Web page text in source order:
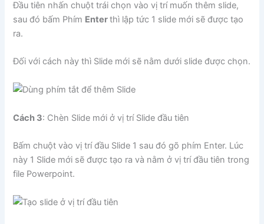
Đầu tiên nhấn chuột trái chọn vào vị trí muốn thêm slide,
sau đó bấm Phím Enterthì lập tức 1 slide mới sẽ được tạo
ra.
Đối với cách này thì Slide mới sẽ nằm dưới slide được chọn.
Cách 3: Chèn Slide mới ở vị trí Slide đầu tiên
Bấm chuột vào vị trí đầu Slide 1 sau đó gõ phím Enter. Lúc
này 1 Slide mới sẽ được tạo ra và nằm ở vị trí đầu tiên trong
file Powerpoint.